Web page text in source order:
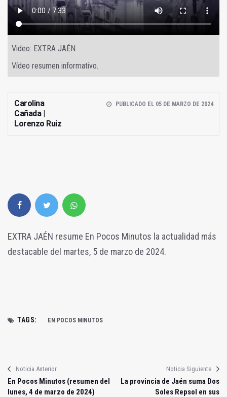
Video: EXTRA JAÉN
Vídeo resumen informativo.
Carolina
Cañada |
Lorenzo Ruiz
PUBLICADO EL 05 DE MARZO DE 2024
EXTRA JAÉN resume En Pocos Minutos la actualidad más
destacable del martes, 5 de marzo de 2024.
TAGS: EN POCOS MINUTOS
Noticia Anterior
En Pocos Minutos (resumen del
lunes, 4 de marzo de 2024)
Noticia Siguiente
La provincia de Jaén suma Dos
Soles Repsol en sus